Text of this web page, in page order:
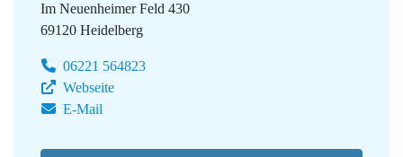
Im Neuenheimer Feld 430
69120 Heidelberg
06221 564823
Webseite
E-Mail